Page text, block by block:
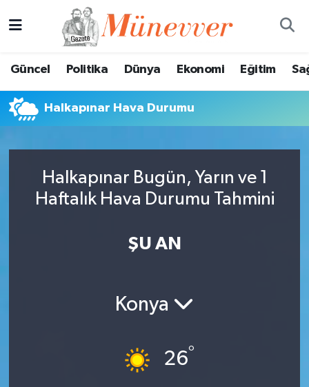
Güncel Politika Dünya Ekonomi Eğitim
Halkapınar Hava Durumu
Halkapınar Bugün, Yarın ve 1
Haftalık Hava Durumu Tahmini
ŞU AN
Konya
26°
Eğitim
Tüm Manşetler